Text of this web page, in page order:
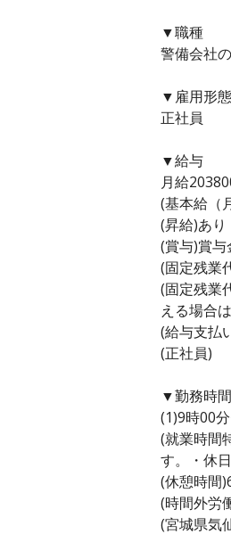
▼職種
警備会社
▼雇用形態
正社員
▼給与
月給
(基本給（
(昇給)あり
(賞与)賞与
(固定残業
(固定残業
える場合
(給与支払
(正社員)
▼勤務時間
(1)9時00
(就業時間
す。・休
(休憩時間
(時間外労
(宮城県気